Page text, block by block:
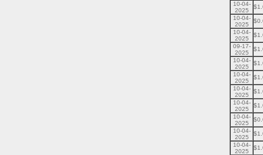
10-04-
2025
10-04-
2025
10-04-
2025
09-17-
2025
10-04-
2025
10-04-
2025
10-04-
2025
10-04-
2025
10-04-
2025
10-04-
2025
10-04-
2025